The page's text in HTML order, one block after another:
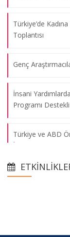
Türkiye’de
Toplantısı
Genç
İnsani
Programı
Türkiye ve ABD
İçi Şiddet
Yüzyıllık Süreçte